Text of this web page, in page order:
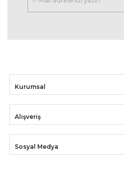
Kurumsal
Alışveriş
Sosyal Medya